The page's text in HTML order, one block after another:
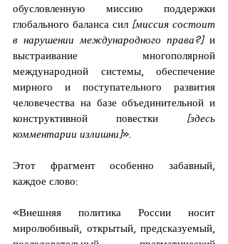
обусловленную миссию поддержки
глобального баланса сил [миссия состоит
в нарушении международного права?] и
выстраивание многополярной
международной системы, обеспечение
мирного и поступательного развития
человечества на базе объединительной и
конструктивной повестки [здесь
комментарии излишни]».
Этот фрагмент особенно забавный,
каждое слово:
«Внешняя политика России носит
миролюбивый, открытый, предсказуемый,